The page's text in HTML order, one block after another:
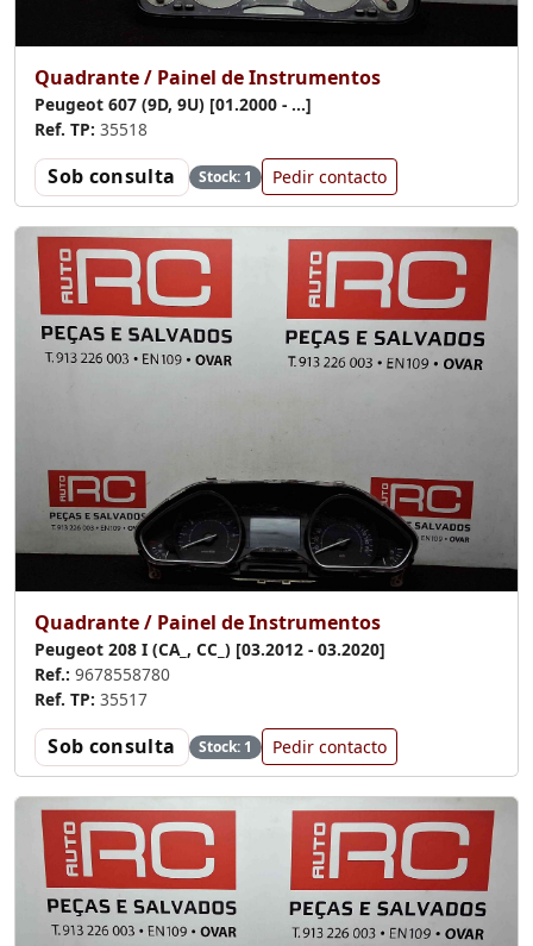
Quadrante / Painel de Instrumentos
Peugeot 607 (9D, 9U) [01.2000 - ...]
Ref. TP: 35518
Sob consulta Stock: 1 Pedir contacto
Quadrante / Painel de Instrumentos
Peugeot 208 I (CA_, CC_) [03.2012 - 03.2020]
Ref.: 9678558780
Ref. TP: 35517
Sob consulta Stock: 1 Pedir contacto